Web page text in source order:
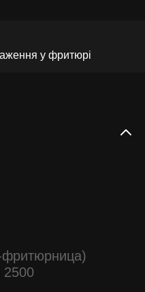
у фритюрі
фритюрница)
2500